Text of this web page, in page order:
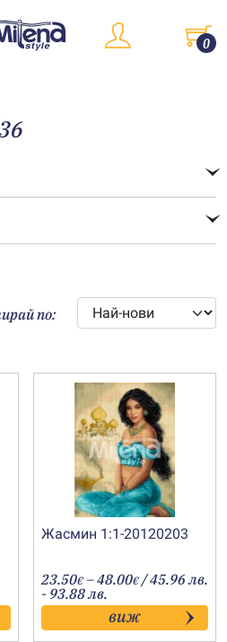
0
по:
Жасмин 1:1-20120203
23.50€ –48.00€Price
range:
23.50€
through
48.00€
/ 45.96 лв.
- 93.88 лв.
виж